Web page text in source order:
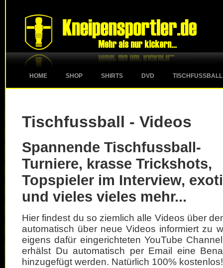
HOME SHOP SHIRTS DVD TISCHFUSSBALL
Tischfussball - Videos
Spannende Tischfussball-
Turniere, krasse Trickshots,
Topspieler im Interview,
und vieles vieles mehr...
Hier findest du so ziemlich alle Videos über
automatisch über neue Videos informiert zu
eigens dafür eingerichteten YouTube
erhälst Du automatisch per Email eine
hinzugefügt werden. Natürlich 100% kostenlos!